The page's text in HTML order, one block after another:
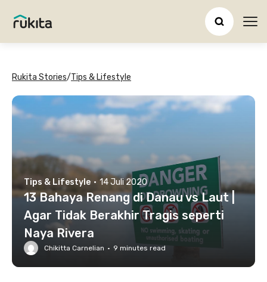
Rukita Stories/Tips & Lifestyle
Tips & Lifestyle · 14 Juli 2020
13 Bahaya Renang di Danau vs Laut |
Agar Tidak Berakhir Tragis seperti
Naya Rivera
Chikitta Carnelian · 9 minutes read